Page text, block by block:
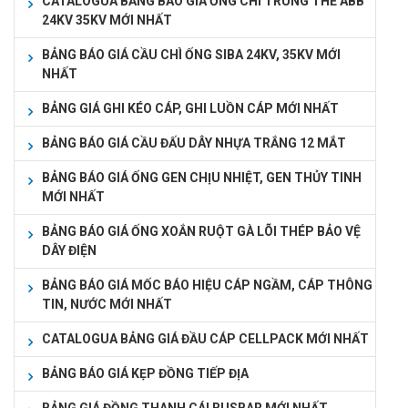
24KV 35KV MỚI NHẤT
BẢNG BÁO GIÁ CẦU CHÌ ỐNG SIBA 24KV, 35KV MỚI
NHẤT
BẢNG GIÁ GHI KÉO CÁP, GHI LUỒN CÁP MỚI NHẤT
BẢNG BÁO GIÁ CẦU ĐẤU DÂY NHỰA TRẮNG 12 MẮT
BẢNG BÁO GIÁ ỐNG GEN CHỊU NHIỆT, GEN THỦY TINH
MỚI NHẤT
BẢNG BÁO GIÁ ỐNG XOẮN RUỘT GÀ LÕI THÉP BẢO VỆ
DÂY ĐIỆN
BẢNG BÁO GIÁ MỐC BÁO HIỆU CÁP NGẦM, CÁP THÔNG
TIN, NƯỚC MỚI NHẤT
CATALOGUA BẢNG GIÁ ĐẦU CÁP CELLPACK MỚI NHẤT
BẢNG BÁO GIÁ KẸP ĐỒNG TIẾP ĐỊA